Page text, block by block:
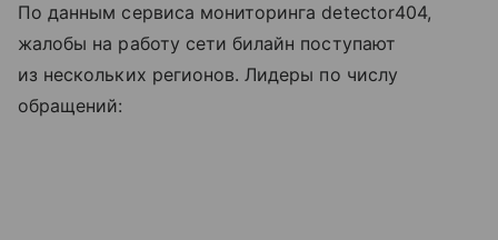
По данным сервиса мониторинга detector404,
жалобы на работу сети билайн поступают
из нескольких регионов. Лидеры по числу
обращений: